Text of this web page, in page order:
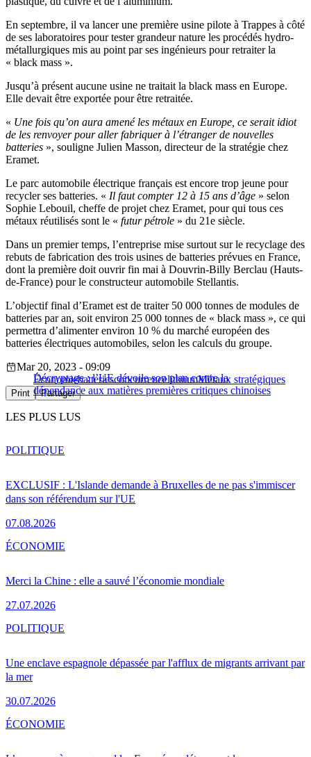
En septembre, il va lancer une première usine pilote à Trappes à côté
de ses laboratoires pour tester grandeur nature les procédés hydro-
métallurgiques mis au point par ses ingénieurs pour retraiter la
« black mass ».
Jusqu’à présent aucune usine ne traitait la black mass en Europe.
Elle devait être exportée pour être retraitée.
« Une fois qu’on aura amené les métaux en Europe, ce serait idiot
de les renvoyer pour aller fabriquer à l’étranger de nouvelles
batteries », souligne Julien Masson, directeur de la stratégie chez
Eramet.
Le parc automobile électrique français est encore trop jeune pour
recycler ses batteries. « Il faut compter 12 à 15 ans d’âge » selon
Sophie Lebouil, cheffe de projet chez Eramet, pour qui tous ces
métaux réutilisés sont le « futur pétrole » du 21e siècle.
Dans un premier temps, l’entreprise mise surtout sur le recyclage des
rebuts de fabrication des trois usines de batteries prévues en France,
dont la première doit ouvrir fin mai à Douvrin-Billy Berclau (Hauts-
de-France) pour le constructeur automobile Stellantis.
L’objectif final d’Eramet est de traiter 50 000 tonnes de modules de
batteries par an, soit environ 25 000 tonnes de « black mass », ce qui
permettra d’alimenter environ 10 % du marché européen des
batteries électriques automobiles, selon les calculs du groupe.
Décryptage : l’UE dévoile son plan contre la
dépendance aux matières premières critiques chinoises
Mar 20, 2023 - 09:09
ÉconomiebatteriesconcurrencelithiumMétaux stratégiques
Print Partager
LES PLUS LUS
EXCLUSIF : L'Islande demande à Bruxelles de ne pas s'immiscer
dans son référendum sur l'UE
07.08.2026
POLITIQUE
Merci la Chine : elle a sauvé l’économie mondiale
27.07.2026
ÉCONOMIE
Une enclave espagnole dépassée par l'afflux de migrants arrivant par
la mer
30.07.2026
POLITIQUE
ÉCONOMIE